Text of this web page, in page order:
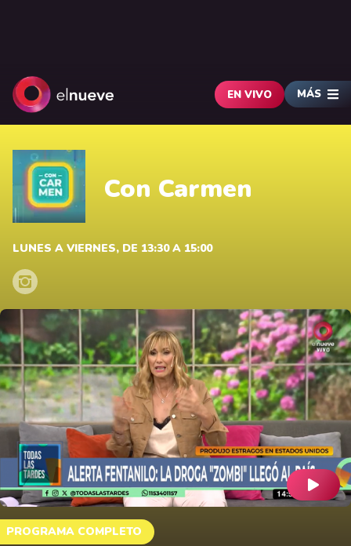
EN VIVO MÁS
Con Carmen
LUNES A VIERNES, DE 13:30 A 15:00
PROGRAMA COMPLETO